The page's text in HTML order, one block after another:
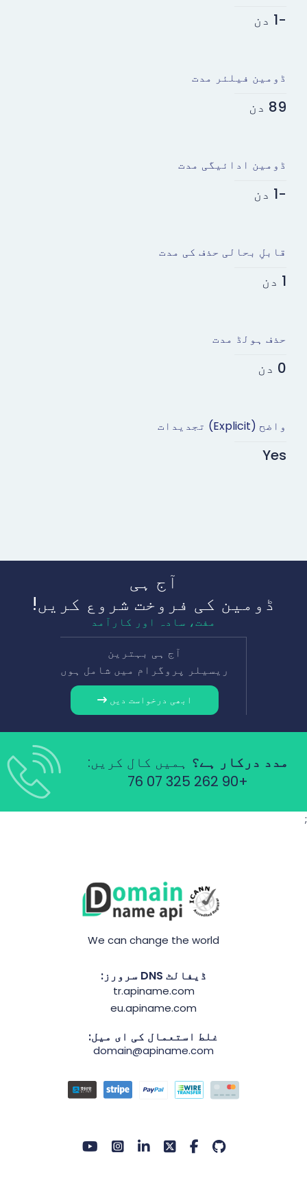
-1 دن
ڈومین فیلئر مدت
89 دن
ڈومین ادائیگی مدت
-1 دن
قابلِ بحالی حذف کی مدت
1 دن
حذف ہولڈ مدت
0 دن
واضح (Explicit) تجدیدات
Yes
آج ہی
ڈومین کی فروخت شروع کریں!
مفت، سادہ اور کارآمد
آج ہی بہترین
ریسیلر پروگرام میں شامل ہوں
ابھی درخواست دیں
مدد درکار ہے؟ ہمیں کال کریں:
+90 262 325 07 76
;
We can change the world
ڈیفالٹ DNS سرورز:
tr.apiname.com
eu.apiname.com
غلط استعمال کی ای میل:
domain@apiname.com